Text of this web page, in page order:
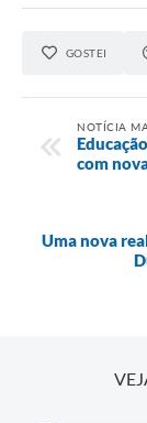
GOSTEI
NOTÍCIA
com
Uma nova